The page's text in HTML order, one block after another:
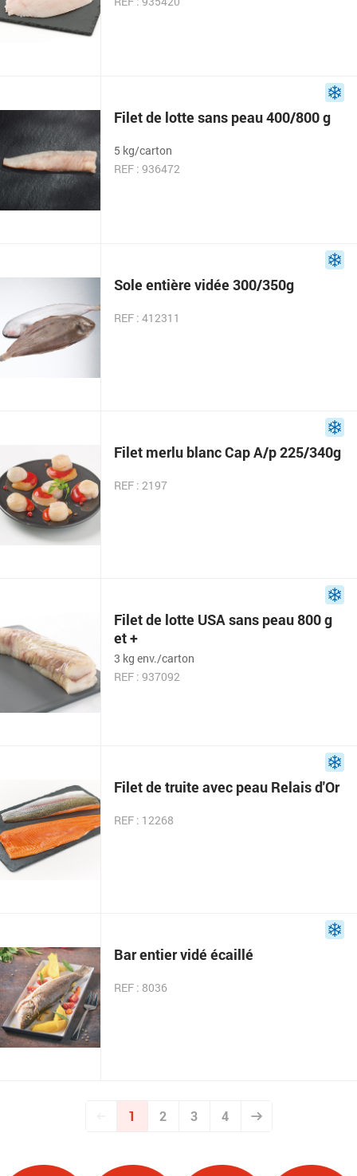
Filet de lotte sans peau 400/800 g
5 kg/carton
REF : 936472
Sole entière vidée 300/350g
REF : 412311
Filet merlu blanc Cap A/p 225/340g
REF : 2197
Filet de lotte USA sans peau 800 g
et +
3 kg env./carton
REF : 937092
Filet de truite avec peau Relais d'Or
REF : 12268
Bar entier vidé écaillé
REF : 8036
1 2 3 4